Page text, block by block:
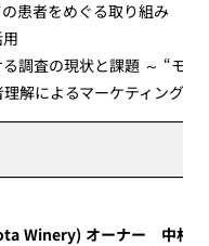
患者をめぐる取り組み
調査の現状と課題 ～ “モノ
によるマーケティング
Winery) オーナー 中村